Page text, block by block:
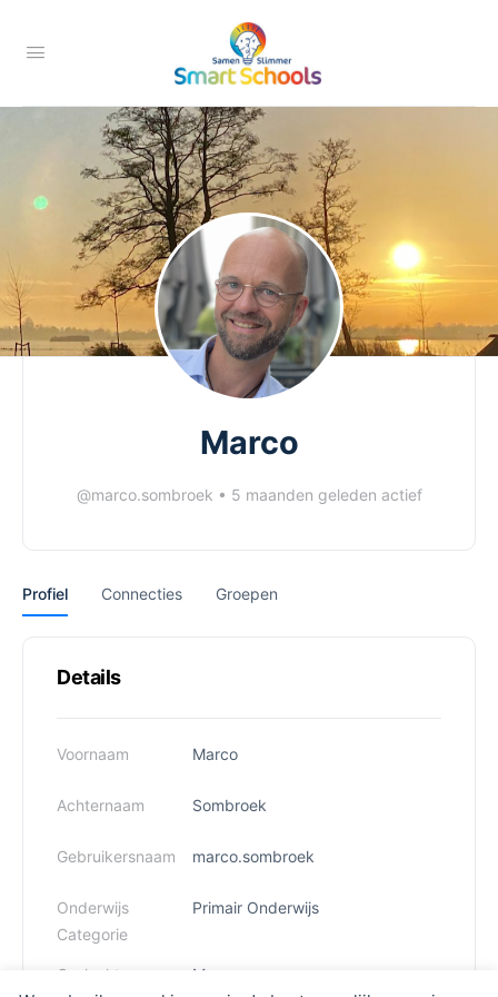
Marco
@marco.sombroek • 5 maanden geleden actief
Profiel Connecties Groepen
Details
Voornaam Marco
Achternaam Sombroek
Gebruikersnaam marco.sombroek
Onderwijs
Categorie
Primair Onderwijs
Geslacht Man